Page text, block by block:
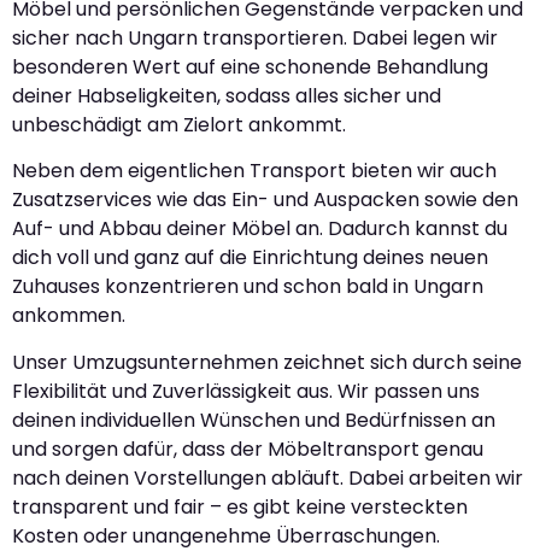
Möbel und persönlichen Gegenstände verpacken und
sicher nach Ungarn transportieren. Dabei legen wir
besonderen Wert auf eine schonende Behandlung
deiner Habseligkeiten, sodass alles sicher und
unbeschädigt am Zielort ankommt.
Neben dem eigentlichen Transport bieten wir auch
Zusatzservices wie das Ein- und Auspacken sowie den
Auf- und Abbau deiner Möbel an. Dadurch kannst du
dich voll und ganz auf die Einrichtung deines neuen
Zuhauses konzentrieren und schon bald in Ungarn
ankommen.
Unser Umzugsunternehmen zeichnet sich durch seine
Flexibilität und Zuverlässigkeit aus. Wir passen uns
deinen individuellen Wünschen und Bedürfnissen an
und sorgen dafür, dass der Möbeltransport genau
nach deinen Vorstellungen abläuft. Dabei arbeiten wir
transparent und fair – es gibt keine versteckten
Kosten oder unangenehme Überraschungen.